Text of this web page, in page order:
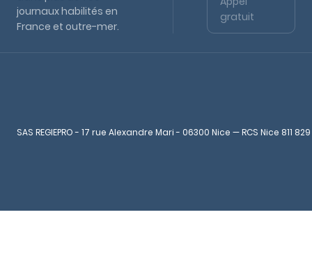
journaux habilités en
France et outre-mer.
gratuit
SAS REGIEPRO - 17 rue Alexandre Mari - 06300 Nice — RCS Nice 811